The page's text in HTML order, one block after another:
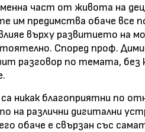
част от живота на
им предимства обаче все
върху развитието на
Според проф.
разговор по темата, без
никак благоприятни по
на различни дигитални
обаче е свързан със